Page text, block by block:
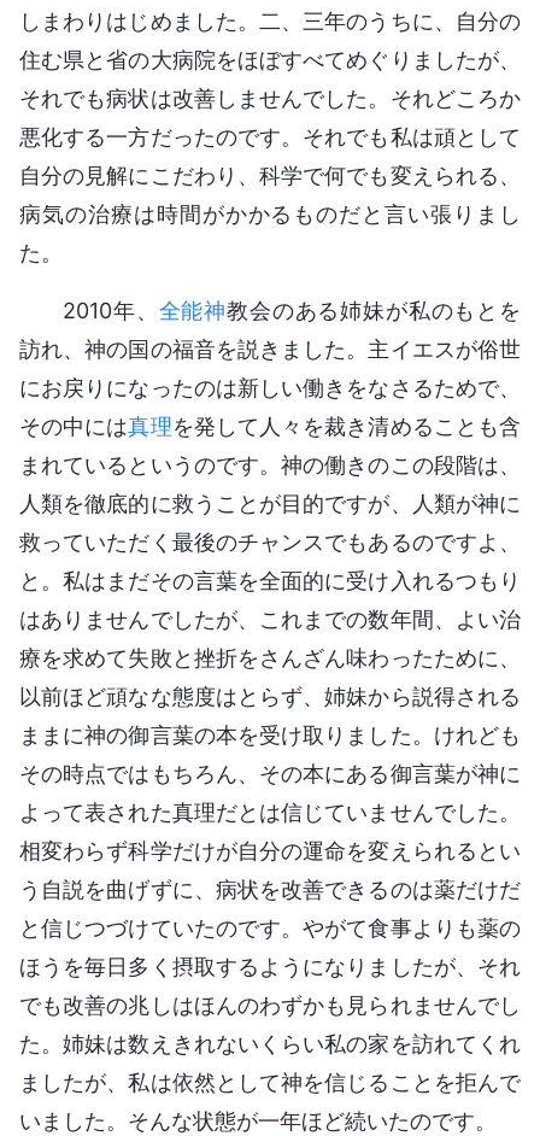
しまわりはじめました。二、三年のうちに、自分の
住む県と省の大病院をほぼすべてめぐりましたが、
それでも病状は改善しませんでした。それどころか
悪化する一方だったのです。それでも私は頑として
自分の見解にこだわり、科学で何でも変えられる、
病気の治療は時間がかかるものだと言い張りまし
た。
2010年、 全能神教会のある姉妹が私のもとを
訪れ、神の国の福音を説きました。主イエスが俗世
にお戻りになったのは新しい働きをなさるためで、
その中には真理を発して人々を裁き清めることも含
まれているというのです。神の働きのこの段階は、
人類を徹底的に救うことが目的ですが、人類が神に
救っていただく最後のチャンスでもあるのですよ、
と。私はまだその言葉を全面的に受け入れるつもり
はありませんでしたが、これまでの数年間、よい治
療を求めて失敗と挫折をさんざん味わったために、
以前ほど頑なな態度はとらず、姉妹から説得される
ままに神の御言葉の本を受け取りました。けれども
その時点ではもちろん、その本にある御言葉が神に
よって表された真理だとは信じていませんでした。
相変わらず科学だけが自分の運命を変えられるとい
う自説を曲げずに、病状を改善できるのは薬だけだ
と信じつづけていたのです。やがて食事よりも薬の
ほうを毎日多く摂取するようになりましたが、それ
でも改善の兆しはほんのわずかも見られませんでし
た。姉妹は数えきれないくらい私の家を訪れてくれ
ましたが、私は依然として神を信じることを拒んで
いました。そんな状態が一年ほど続いたのです。